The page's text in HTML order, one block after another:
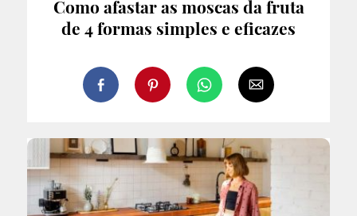
Como afastar as moscas da fruta
de 4 formas simples e eficazes